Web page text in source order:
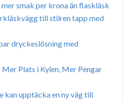
smak per krona än flaskläsk
till stilren tapp med
dryckeslösning med
Plats i Kylen, Mer Pengar
kan upptäcka en ny väg till